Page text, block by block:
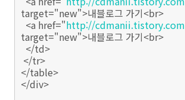
target="new">내블로그 가기<br>
<a href="http://cdmanii.tistory.com
target="new">내블로그 가기<br>
</td>
</tr>
</table>
</div>